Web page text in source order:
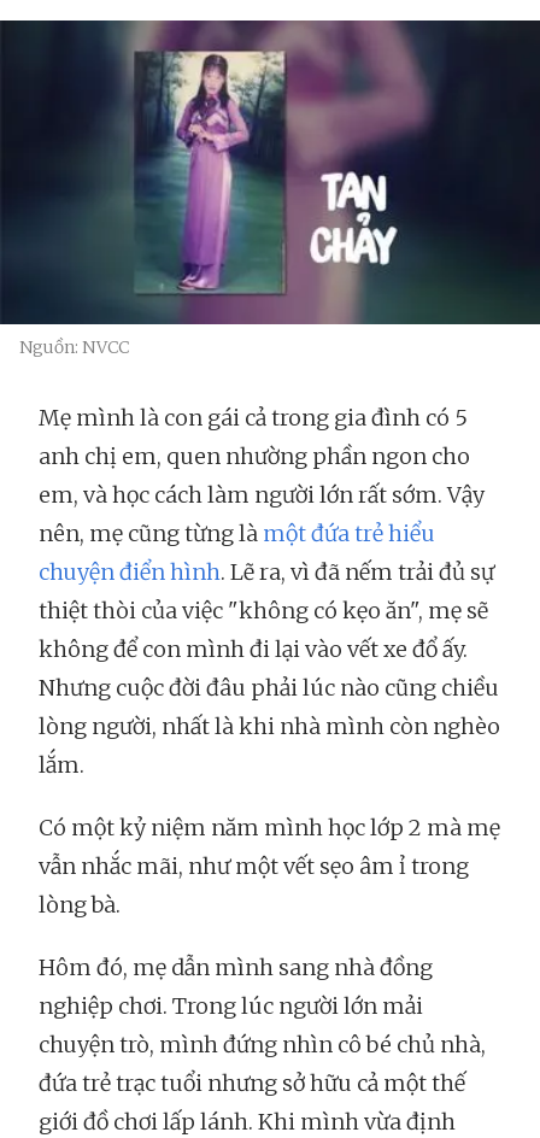
Nguồn: NVCC
Mẹ mình là con gái cả trong gia đình có 5
anh chị em, quen nhường phần ngon cho
em, và học cách làm người lớn rất sớm. Vậy
nên, mẹ cũng từng là một đứa trẻ hiểu
chuyện điển hình. Lẽ ra, vì đã nếm trải đủ sự
thiệt thòi của việc "không có kẹo ăn", mẹ sẽ
không để con mình đi lại vào vết xe đổ ấy.
Nhưng cuộc đời đâu phải lúc nào cũng chiều
lòng người, nhất là khi nhà mình còn nghèo
lắm.
Có một kỷ niệm năm mình học lớp 2 mà mẹ
vẫn nhắc mãi, như một vết sẹo âm ỉ trong
lòng bà.
Hôm đó, mẹ dẫn mình sang nhà đồng
nghiệp chơi. Trong lúc người lớn mải
chuyện trò, mình đứng nhìn cô bé chủ nhà,
đứa trẻ trạc tuổi nhưng sở hữu cả một thế
giới đồ chơi lấp lánh. Khi mình vừa định